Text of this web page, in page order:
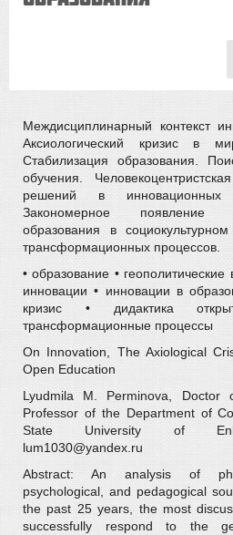
Междисциплинарный контекст
Аксиологический кризис в
Стабилизация образования.
обучения.
решений в инновационных
Закономерное появление
образования в
трансформационных процессов.
• образование •
инновации • инновации в
кризис • дидактика
трансформационные процессы
On Innovation, The Axiological
Open Education
Lyudmila M. Perminova, Doctor
Professor of the Department of
State University of
lum1030@yandex.ru
Abstract: An analysis of
psychological, and pedagogical
the past 25 years, the most
successfully respond to the